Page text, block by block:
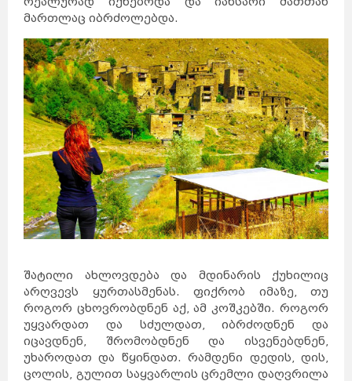
მართლაც იბრძოლებდა.
შატილი ახლოვდება და მდინარის ქუხილიც
არღვევს ყურთასმენას. ფიქრობ იმაზე, თუ
როგორ ცხოვრობდნენ აქ, ამ კოშკებში. როგორ
უყვარდათ და სძულდათ, იბრძოდნენ და
იცავდნენ, შრომობდნენ და ისვენებდნენ,
უხაროდათ და წყინდათ. რამდენი დედის, დის,
ცოლის, გულით საყვარლის ცრემლი დაღვრილა